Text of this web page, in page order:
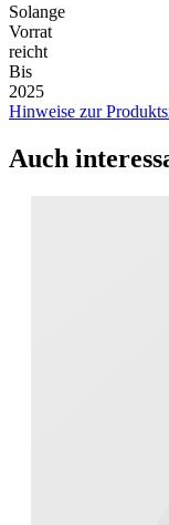
Solange
Vorrat
reicht
Bis
2025
Hinweise zur
Auch